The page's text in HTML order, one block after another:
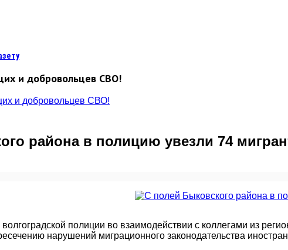
и добровольцев СВО!
района в полицию увезли 74
полиции во взаимодействии с коллегами из
нарушений миграционного законодательства